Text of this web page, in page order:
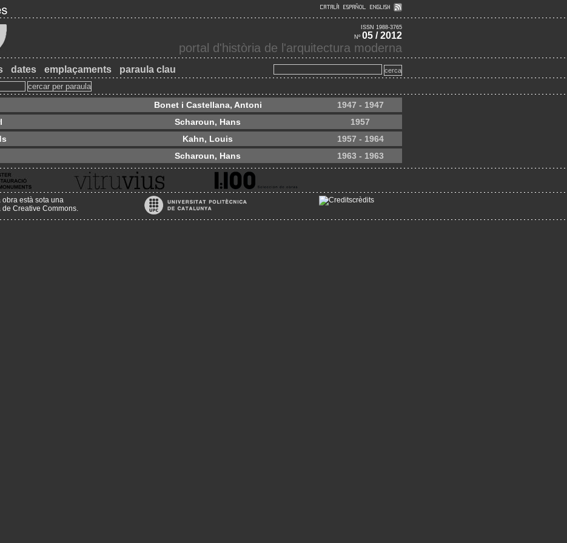
ISSN 1988-3765
Nº 05 / 2012
portal d'història de l'arquitectura moderna
dates emplaçaments paraula clau
Bonet i Castellana, Antoni
1947 - 1947
Scharoun, Hans
1957
Kahn, Louis
1957 - 1964
Scharoun, Hans 1963 - 1963
obra està sota una
de Creative Commons.
crèdits